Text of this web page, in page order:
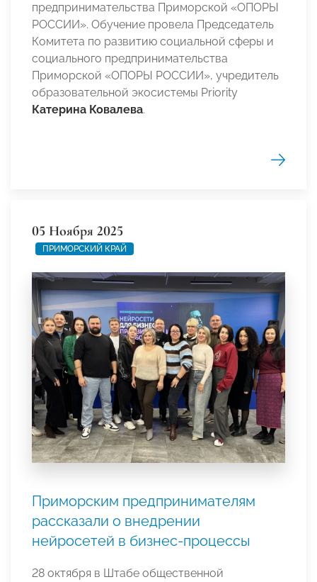
предпринимательства Приморской «ОПОРЫ
РОССИИ». Обучение провела Председатель
Комитета по развитию социальной сферы и
социального предпринимательства
Приморской «ОПОРЫ РОССИИ», учредитель
образовательной экосистемы Priority
Катерина Ковалева.
05 Ноября 2025
ПРИМОРСКИЙ КРАЙ
Приморским предпринимателям
рассказали о внедрении
нейросетей в бизнес-процессы
28 октября в Штабе общественной